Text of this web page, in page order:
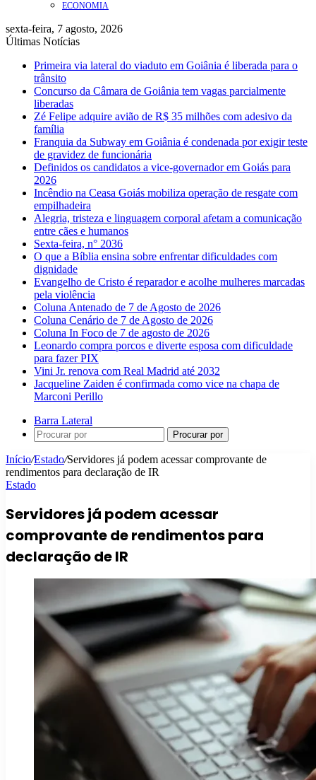
ECONOMIA
sexta-feira, 7 agosto, 2026
Últimas Notícias
Primeira via lateral do viaduto em Goiânia é liberada para o
trânsito
Concurso da Câmara de Goiânia tem vagas parcialmente
liberadas
Zé Felipe adquire avião de R$ 35 milhões com adesivo da
família
Franquia da Subway em Goiânia é condenada por exigir teste
de gravidez de funcionária
Definidos os candidatos a vice-governador em Goiás para
2026
Incêndio na Ceasa Goiás mobiliza operação de resgate com
empilhadeira
Alegria, tristeza e linguagem corporal afetam a comunicação
entre cães e humanos
Sexta-feira, n° 2036
O que a Bíblia ensina sobre enfrentar dificuldades com
dignidade
Evangelho de Cristo é reparador e acolhe mulheres marcadas
pela violência
Coluna Antenado de 7 de Agosto de 2026
Coluna Cenário de 7 de Agosto de 2026
Coluna In Foco de 7 de agosto de 2026
Leonardo compra porcos e diverte esposa com dificuldade
para fazer PIX
Vini Jr. renova com Real Madrid até 2032
Jacqueline Zaiden é confirmada como vice na chapa de
Marconi Perillo
Barra Lateral
Procurar por
Início/Estado/Servidores já podem acessar comprovante de
rendimentos para declaração de IR
Estado
Servidores já podem acessar
comprovante de rendimentos para
declaração de IR